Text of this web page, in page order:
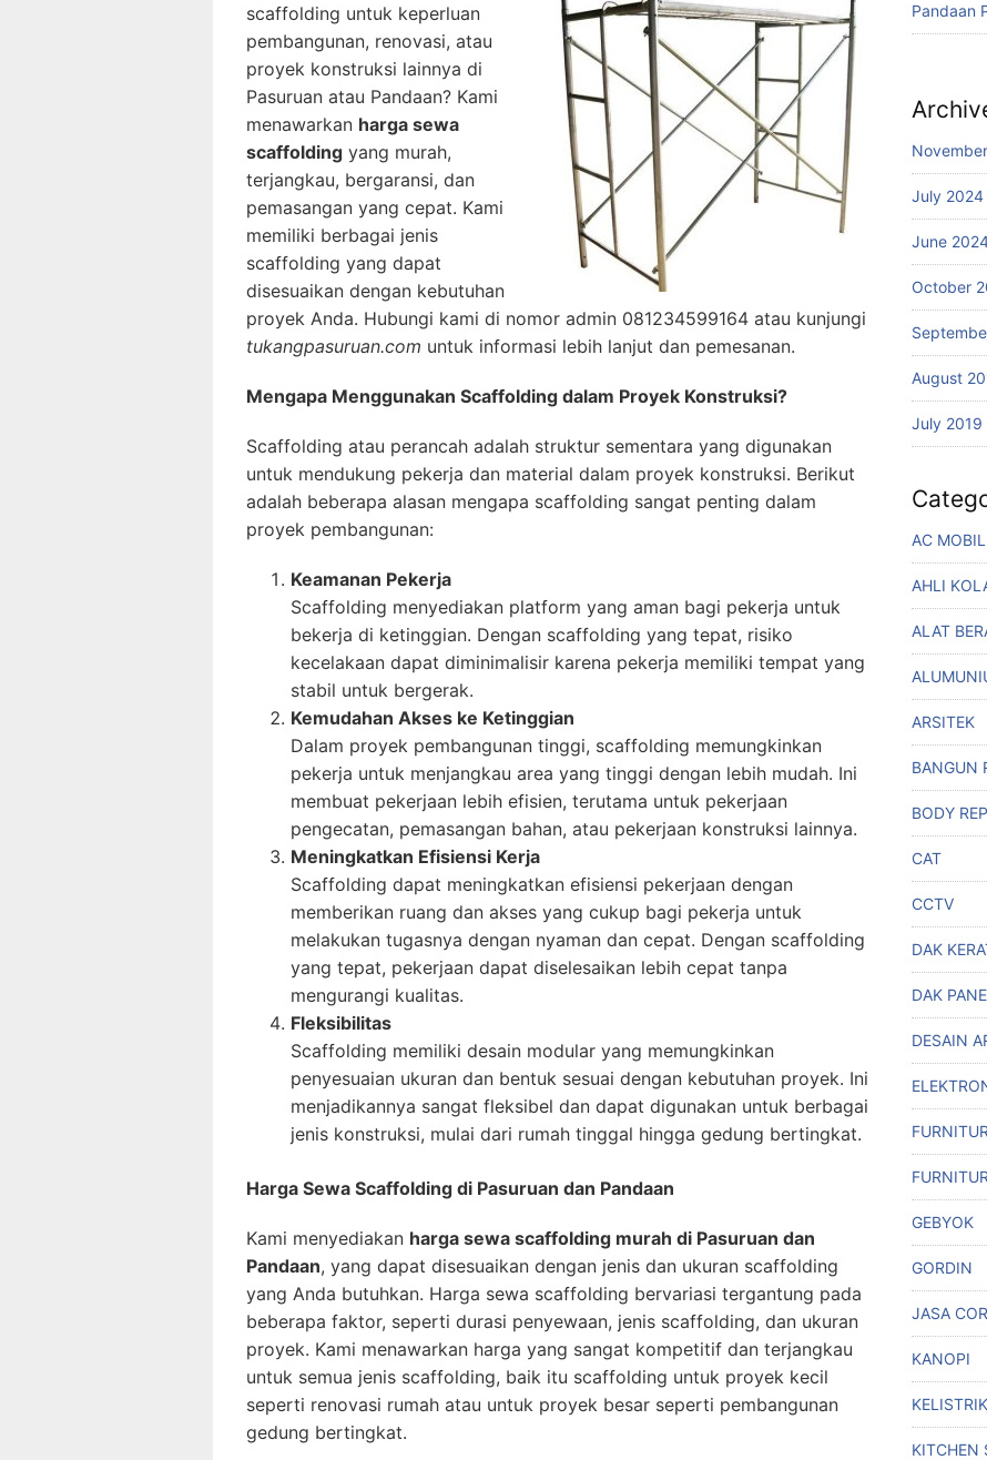
scaffolding untuk keperluan
pembangunan, renovasi, atau
proyek konstruksi lainnya di
Pasuruan atau Pandaan? Kami
menawarkan harga sewa
scaffolding yang murah,
terjangkau, bergaransi, dan
pemasangan yang cepat. Kami
memiliki berbagai jenis
scaffolding yang dapat
disesuaikan dengan kebutuhan
proyek Anda. Hubungi kami di nomor admin 081234599164 atau kunjungi
tukangpasuruan.com untuk informasi lebih lanjut dan pemesanan.
Mengapa Menggunakan Scaffolding dalam Proyek Konstruksi?
Scaffolding atau perancah adalah struktur sementara yang digunakan
untuk mendukung pekerja dan material dalam proyek konstruksi. Berikut
adalah beberapa alasan mengapa scaffolding sangat penting dalam
proyek pembangunan:
Keamanan Pekerja
Scaffolding menyediakan platform yang aman bagi pekerja untuk
bekerja di ketinggian. Dengan scaffolding yang tepat, risiko
kecelakaan dapat diminimalisir karena pekerja memiliki tempat yang
stabil untuk bergerak.
Kemudahan Akses ke Ketinggian
Dalam proyek pembangunan tinggi, scaffolding memungkinkan
pekerja untuk menjangkau area yang tinggi dengan lebih mudah. Ini
membuat pekerjaan lebih efisien, terutama untuk pekerjaan
pengecatan, pemasangan bahan, atau pekerjaan konstruksi lainnya.
Meningkatkan Efisiensi Kerja
Scaffolding dapat meningkatkan efisiensi pekerjaan dengan
memberikan ruang dan akses yang cukup bagi pekerja untuk
melakukan tugasnya dengan nyaman dan cepat. Dengan scaffolding
yang tepat, pekerjaan dapat diselesaikan lebih cepat tanpa
mengurangi kualitas.
Fleksibilitas
Scaffolding memiliki desain modular yang memungkinkan
penyesuaian ukuran dan bentuk sesuai dengan kebutuhan proyek. Ini
menjadikannya sangat fleksibel dan dapat digunakan untuk berbagai
jenis konstruksi, mulai dari rumah tinggal hingga gedung bertingkat.
Harga Sewa Scaffolding di Pasuruan dan Pandaan
Kami menyediakan harga sewa scaffolding murah di Pasuruan dan
Pandaan, yang dapat disesuaikan dengan jenis dan ukuran scaffolding
yang Anda butuhkan. Harga sewa scaffolding bervariasi tergantung pada
beberapa faktor, seperti durasi penyewaan, jenis scaffolding, dan ukuran
proyek. Kami menawarkan harga yang sangat kompetitif dan terjangkau
untuk semua jenis scaffolding, baik itu scaffolding untuk proyek kecil
seperti renovasi rumah atau untuk proyek besar seperti pembangunan
gedung bertingkat.
Pandaan
July 2024
June
October
August
July 2019
AC MOBIL
AHLI
ALAT
ARSITEK
BANGUN
BODY
CAT
CCTV
DAK
DAK
DESAIN
FURNITUR
GEBYOK
GORDIN
JASA COR
KANOPI
KITCHEN